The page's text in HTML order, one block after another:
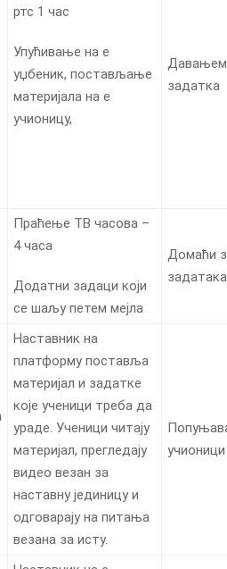
ртс 1 час
Упућивање на е
уџбеник, постављање
материјала на е
учионицу,
задатка
Праћење ТВ часова –
4 часа
Додатни задаци који
се шаљу петем мејла
Домаћи
Наставник на
платформу поставља
материјал и задатке
које ученици треба да
ураде. Ученици читају
материјал, прегледају
видео везан за
наставну јединицу и
одговарају на питања
везана за исту.
учионици